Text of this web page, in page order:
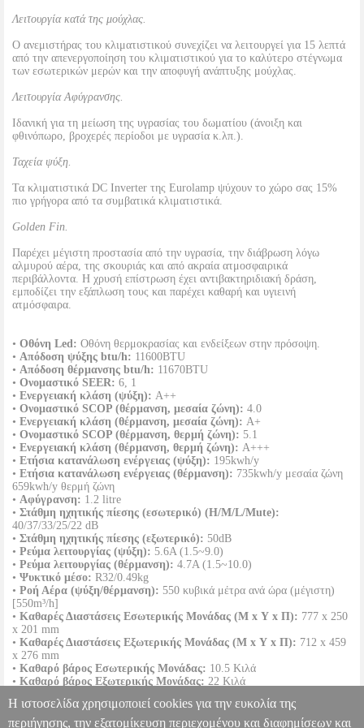
Λειτουργία κατά της μούχλας.
Ο ανεμιστήρας του κλιματιστικού συνεχίζει να λειτουργεί για 15 λεπτά
από την απενεργοποίηση του κλιματιστικού για το καλύτερο στέγνωμα
των εσωτερικών μερών και την αποφυγή ανάπτυξης μούχλας.
Λειτουργία Αφύγρανσης.
Ιδανική για τη μείωση της υγρασίας του δωματίου (άνοιξη και
φθινόπωρο, βροχερές περίοδοι με υγρασία κ.λπ.).
Ταχεία ψύξη.
Τα κλιματιστικά DC Inverter της Eurolamp ψύχουν το χώρο σας 15%
πιο γρήγορα από τα συμβατικά κλιματιστικά.
Golden Fin.
Παρέχει μέγιστη προστασία από την υγρασία, την διάβρωση λόγω
αλμυρού αέρα, της σκουριάς και από ακραία ατμοσφαιρικά
περιβάλλοντα. Η χρυσή επίστρωση έχει αντιβακτηριδιακή δράση,
εμποδίζει την εξάπλωση τους και παρέχει καθαρή και υγιεινή
ατμόσφαιρα.
• Οθόνη Led: Οθόνη θερμοκρασίας και ενδείξεων στην πρόσοψη.
• Απόδοση ψύξης btu/h: 11600BTU
• Απόδοση θέρμανσης btu/h: 11670BTU
• Ονομαστικό SEER: 6, 1
• Ενεργειακή κλάση (ψύξη): A++
• Ονομαστικό SCOP (θέρμανση, μεσαία ζώνη): 4.0
• Ενεργειακή κλάση (θέρμανση, μεσαία ζώνη): A+
• Ονομαστικό SCOP (θέρμανση, θερμή ζώνη): 5.1
• Ενεργειακή κλάση (θέρμανση, θερμή ζώνη): A+++
• Ετήσια κατανάλωση ενέργειας (ψύξη): 195kwh/y
• Ετήσια κατανάλωση ενέργειας (θέρμανση): 735kwh/y μεσαία ζώνη
659kwh/y θερμή ζώνη
• Αφύγρανση: 1.2 litre
• Στάθμη ηχητικής πίεσης (εσωτερικό) (H/M/L/Mute):
40/37/33/25/22 dB
• Στάθμη ηχητικής πίεσης (εξωτερικό): 50dB
• Ρεύμα λειτουργίας (ψύξη): 5.6A (1.5~9.0)
• Ρεύμα λειτουργίας (θέρμανση): 4.7A (1.5~10.0)
• Ψυκτικό μέσο: R32/0.49kg
• Ροή Αέρα (ψύξη/θέρμανση): 550 κυβικά μέτρα ανά ώρα (μέγιστη)
[550m³/h]
• Καθαρές Διαστάσεις Εσωτερικής Μονάδας (Μ x Υ x Π): 777 x 250
x 201 mm
• Καθαρές Διαστάσεις Εξωτερικής Μονάδας (Μ x Υ x Π): 712 x 459
x 276 mm
• Καθαρό βάρος Εσωτερικής Μονάδας: 10.5 Κιλά
• Καθαρό βάρος Εξωτερικής Μονάδας: 22 Κιλά
• Εγγύηση:10 χρόνια εγγύηση καλής λειτουργίας για ολόκληρη την
συσκευή.
Η ιστοσελίδα χρησιμοποιεί cookies για την ευκολία της
περιήγησης, την εξατομίκευση περιεχομένου και διαφημίσεων και